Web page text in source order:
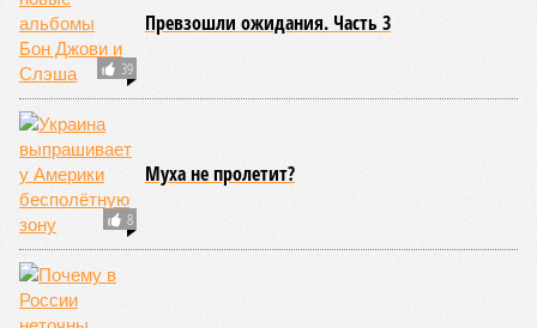
39
Превзошли ожидания. Часть 3
8
Муха не пролетит?